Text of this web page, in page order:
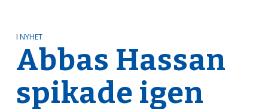
I NYHET
Abbas Hassan
spikade igen